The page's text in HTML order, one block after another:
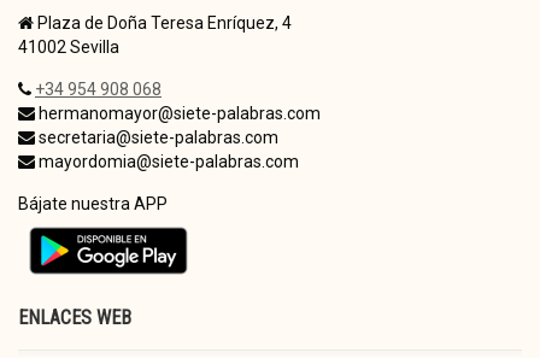
Plaza de Doña Teresa Enríquez, 4
41002 Sevilla
+34 954 908 068
hermanomayor@siete-palabras.com
secretaria@siete-palabras.com
mayordomia@siete-palabras.com
Bájate nuestra APP
ENLACES WEB